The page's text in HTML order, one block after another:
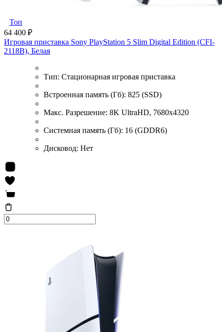
Топ
64 400 ₽
Игровая приставка Sony PlayStation 5 Slim Digital Edition (CFI-
2118B), Белая
Тип: Стационарная игровая приставка
Встроенная память (Гб): 825 (SSD)
Макс. Разрешение: 8K UltraHD, 7680x4320
Системная память (Гб): 16 (GDDR6)
Дисковод: Нет